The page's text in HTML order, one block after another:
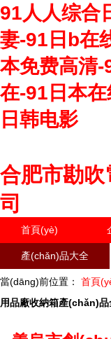
91人人综合
妻-91日b在
本免费高清-
在-91日本
日韩电影
合肥市勘
司
首頁(yè)
產(chǎn)品大全
企業(yè)信息
當(dāng)前位置： 首頁
用品廠收納箱產(chǎn)